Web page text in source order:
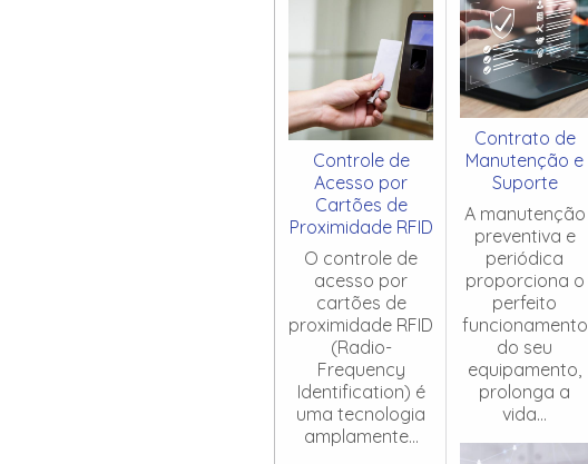
Controle de
Acesso por
Cartões de
Proximidade RFID
O controle de
acesso por
cartões de
proximidade RFID
(Radio-
Frequency
Identification) é
uma tecnologia
amplamente...
Contrato de
Manutenção e
Suporte
A manutenção
preventiva e
periódica
proporciona o
perfeito
funcionamento
do seu
equipamento,
prolonga a
vida...